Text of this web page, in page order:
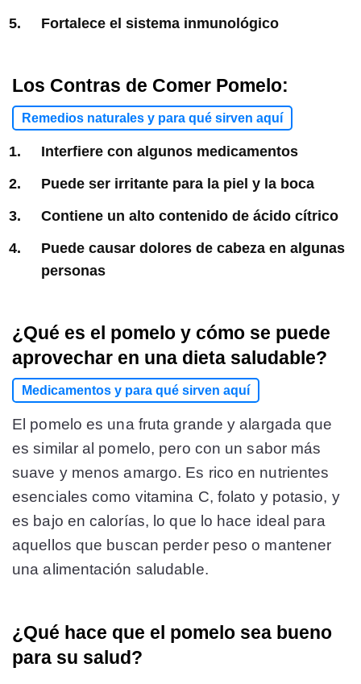
Fortalece el sistema inmunológico
Los Contras de Comer Pomelo:
Remedios naturales y para qué sirven aquí
Interfiere con algunos medicamentos
Puede ser irritante para la piel y la boca
Contiene un alto contenido de ácido cítrico
Puede causar dolores de cabeza en algunas
personas
¿Qué es el pomelo y cómo se puede
aprovechar en una dieta saludable?
Medicamentos y para qué sirven aquí
El pomelo es una fruta grande y alargada que
es similar al pomelo, pero con un sabor más
suave y menos amargo. Es rico en nutrientes
esenciales como vitamina C, folato y potasio, y
es bajo en calorías, lo que lo hace ideal para
aquellos que buscan perder peso o mantener
una alimentación saludable.
¿Qué hace que el pomelo sea bueno
para su salud?